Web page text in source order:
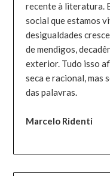
recente à literatura.
social que estamos
desigualdades
de mendigos,
exterior. Tudo isso
seca e racional, mas
das palavras.
Marcelo Ridenti